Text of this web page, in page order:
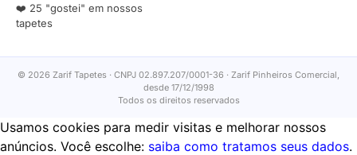
❤️ 25 "gostei" em nossos
tapetes
© 2026 Zarif Tapetes · CNPJ 02.897.207/0001-36 · Zarif Pinheiros Comercial,
desde 17/12/1998
Todos os direitos reservados
Usamos cookies para medir visitas e melhorar nossos
anúncios. Você escolhe: saiba como tratamos seus dados.